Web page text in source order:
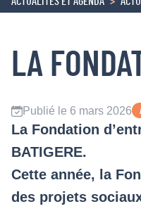
ACCUEIL
LA
Publié le 6 mars 2026
La Fondation
BATIGERE.
Cette année, la
des projets